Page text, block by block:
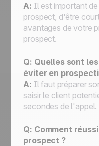
A: Il est important
prospect, d'être
avantages de votre
prospect.
Q: Quelles sont
éviter en
A: Il faut préparer
saisir le client
secondes de l'appel.
Q: Comment
prospect ?